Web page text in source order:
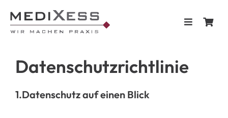
content
Toggle
Home
Datenschutzrichtlinie
1.Datenschutz auf einen Blick